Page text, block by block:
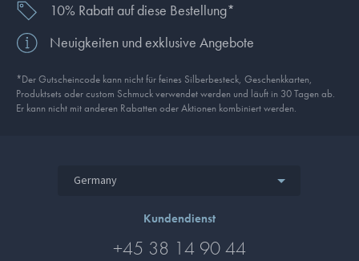
10% Rabatt auf diese Bestellung*
Neuigkeiten und exklusive Angebote
*Der Gutscheincode kann nicht für feines Silberbesteck, Geschenkkarten,
Produkt­sets oder custom Schmuck verwendet werden und läuft in 30 Tagen ab.
Er kann nicht mit anderen Rabatten oder Aktionen kombiniert werden.
Germany
Kundendienst
+45 38 14 90 44